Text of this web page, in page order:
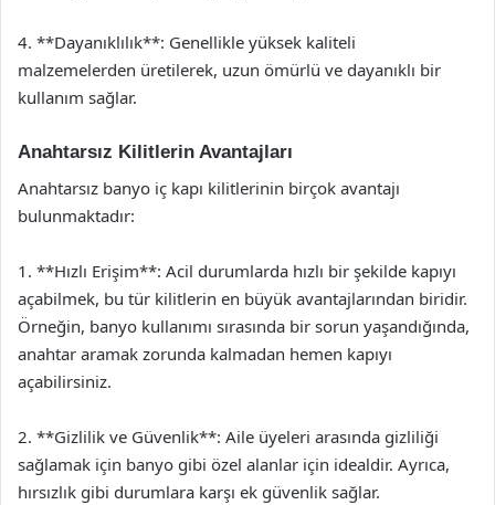
4. **Dayanıklılık**: Genellikle yüksek kaliteli
malzemelerden üretilerek, uzun ömürlü ve dayanıklı bir
kullanım sağlar.
Anahtarsız Kilitlerin Avantajları
Anahtarsız banyo iç kapı kilitlerinin birçok avantajı
bulunmaktadır:
1. **Hızlı Erişim**: Acil durumlarda hızlı bir şekilde kapıyı
açabilmek, bu tür kilitlerin en büyük avantajlarından biridir.
Örneğin, banyo kullanımı sırasında bir sorun yaşandığında,
anahtar aramak zorunda kalmadan hemen kapıyı
açabilirsiniz.
2. **Gizlilik ve Güvenlik**: Aile üyeleri arasında gizliliği
sağlamak için banyo gibi özel alanlar için idealdir. Ayrıca,
hırsızlık gibi durumlara karşı ek güvenlik sağlar.